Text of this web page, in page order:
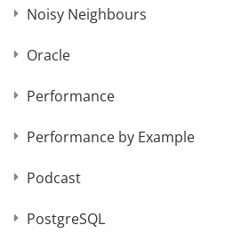
Noisy Neighbours
Oracle
Performance
Performance by Example
Podcast
PostgreSQL